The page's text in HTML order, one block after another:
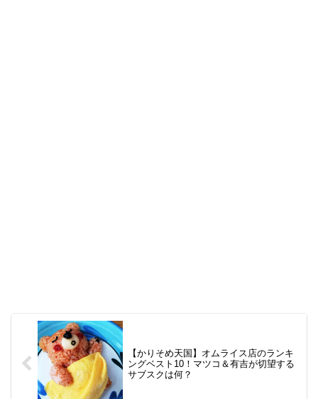
【かりそめ天国】オムライス店のランキ
ングベスト10！マツコ＆有吉が切望する
サブスクは何？